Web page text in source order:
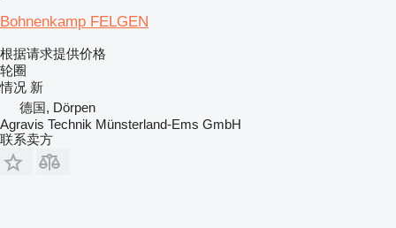
Bohnenkamp FELGEN
根据请求提供价格
轮圈
情况 新
德国, Dörpen
Agravis Technik Münsterland-Ems GmbH
联系卖方